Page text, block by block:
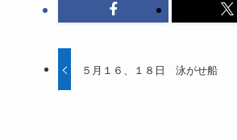
５月１６、１８日 泳がせ船